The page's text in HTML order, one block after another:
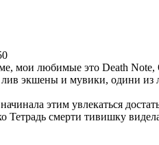
мои любимые это Death Note,
экшены и мувики, одини из
этим увлекаться
Тетрадь смерти тивишку